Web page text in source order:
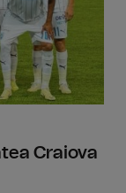
Craiova